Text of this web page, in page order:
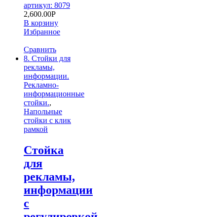
артикул: 8079
2,600.00Р
В корзину
Избранное
Сравнить
8. Стойки для
рекламы,
информации.
Рекламно-
информационные
стойки.,
Напольные
стойки с клик
рамкой
Стойка
для
рекламы,
информации
с